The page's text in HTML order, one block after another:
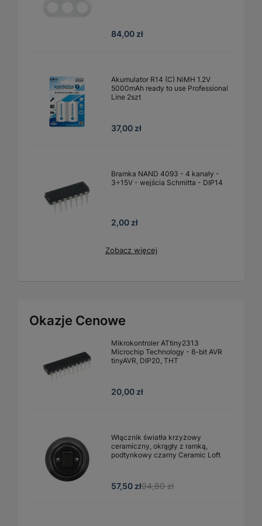
84,00 zł
Akumulator R14 (C) NiMH 1.2V
5000mAh ready to use Professional
Line 2szt
37,00 zł
Bramka NAND 4093 - 4 kanały -
3÷15V - wejścia Schmitta - DIP14
2,00 zł
Zobacz więcej
Okazje Cenowe
Mikrokontroler ATtiny2313
Microchip Technology - 8-bit AVR
tinyAVR, DIP20, THT
20,00 zł
Włącznik światła krzyżowy
ceramiczny, okrągły z ramką,
podtynkowy czarny Ceramic Loft
57,50 zł94,80 zł